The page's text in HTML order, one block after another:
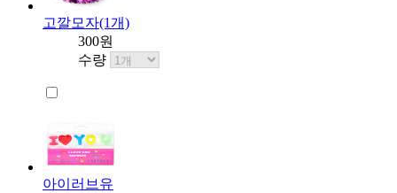
고깔모자(1개)
300원
수량
아이러브유